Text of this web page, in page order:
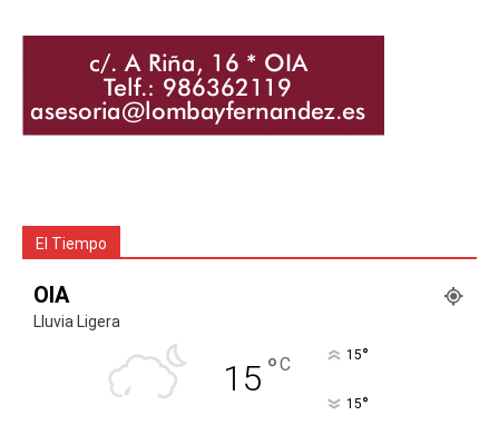
El Tiempo
OIA
Lluvia Ligera
15 °C 15°
15°